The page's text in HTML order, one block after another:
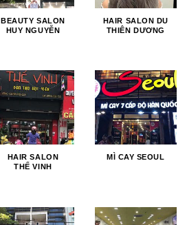
BEAUTY SALON
HUY NGUYỄN
HAIR SALON DU
THIÊN DƯƠNG
HAIR SALON
THẾ VINH
MÌ CAY SEOUL